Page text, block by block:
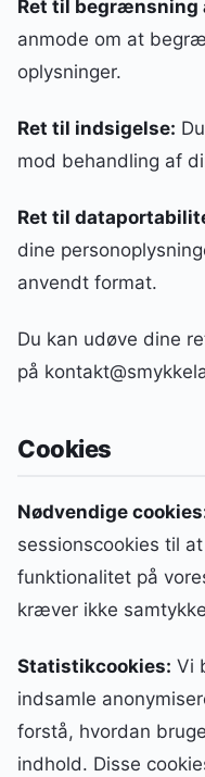
Ret til begrænsning
anmode om at
oplysninger.
Ret til indsigelse:
mod behandling af
Ret til
dine
anvendt format.
Du kan udøve dine
på
Cookies
Nødvendige
sessionscookies til
funktionalitet på
kræver ikke
Statistikcookies: Vi
indsamle
forstå, hvordan
indhold. Disse